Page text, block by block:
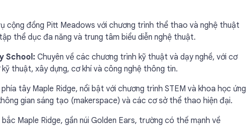
cộng đồng Pitt Meadows với chương trình thể thao và nghệ thuật
thể dục đa năng và trung tâm biểu diễn nghệ thuật.
School: Chuyên về các chương trình kỹ thuật và dạy nghề, với cơ
thuật, xây dựng, cơ khí và công nghệ thông tin.
tây Maple Ridge, nổi bật với chương trình STEM và khoa học ứng
gian sáng tạo (makerspace) và các cơ sở thể thao hiện đại.
bắc Maple Ridge, gần núi Golden Ears, trường có thế mạnh về